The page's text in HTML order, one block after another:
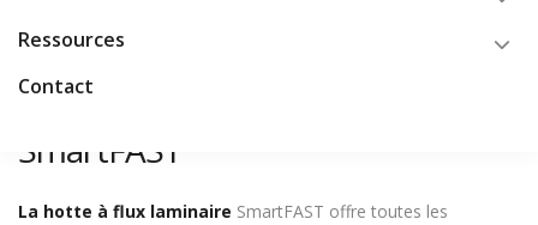
Ressources
Contact
SmartFAST
La hotte à flux laminaire SmartFAST offre toutes les